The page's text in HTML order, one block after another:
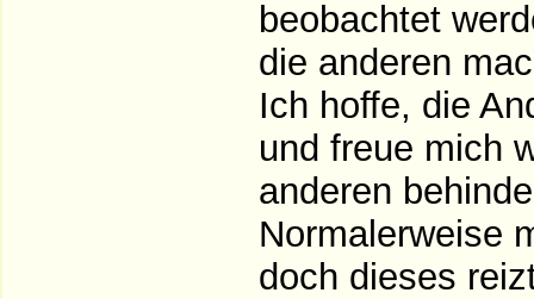
beobachtet
die anderen
Ich hoffe, die
und freue mich
anderen
Normalerweise
doch dieses